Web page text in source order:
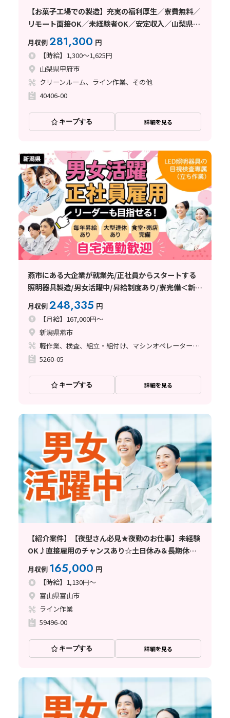
【お菓子工場での製造】充実の福利厚生／寮費無料／
リモート⾯接OK／未経験者OK／安定収入／山梨県甲
月収例281,300 円
【時給】1,300～1,625円
山梨県甲府市
クリーンルーム、ライン作業、その他
40406-00
キープする 詳細を見る
燕市にある大企業が就業先/正社員からスタートする
照明器具製造/男女活躍中/昇給制度あり/寮完備＜新潟
県燕市＞
月収例248,335 円
【月給】167,000円～
新潟県燕市
軽作業、検査、組立・組付け、マシンオペレーター、品質管理、ライン作業、立ち作業
5260-05
キープする 詳細を見る
【紹介案件】【夜型さん必見★夜勤のお仕事】未経験
OK♪直接雇用のチャンスあり☆土日休み＆長期休暇
あり☆プラスチック容器の製造！基本残業なし◎茶髪
＆ヒゲOK！20代～40代男女活躍中
月収例 165,000 円
【時給】1,130円～
富山県富山市
ライン作業
59496-00
キープする 詳細を見る